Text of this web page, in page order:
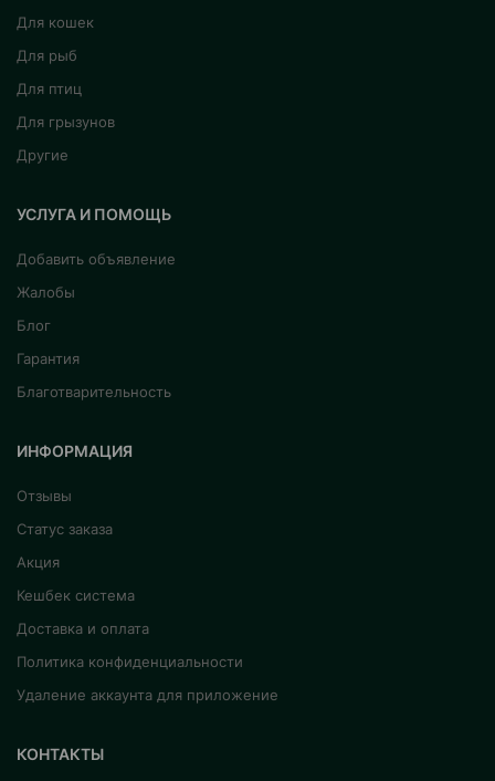
Для кошек
Для рыб
Для птиц
Для грызунов
Другие
УСЛУГА И ПОМОЩЬ
Добавить объявление
Жалобы
Блог
Гарантия
Благотварительность
ИНФОРМАЦИЯ
Отзывы
Статус заказа
Акция
Кешбек система
Доставка и оплата
Политика конфиденциальности
Удаление аккаунта для приложение
КОНТАКТЫ